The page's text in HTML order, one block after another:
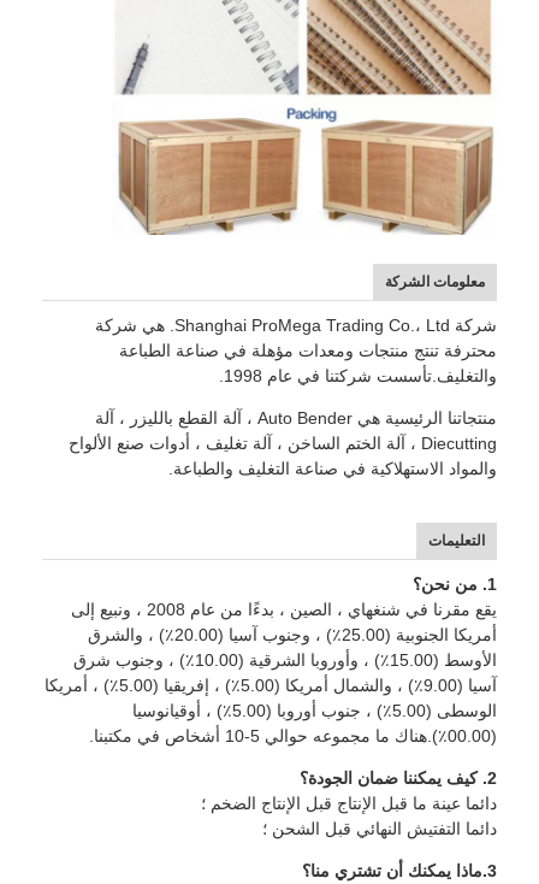
معلومات عنا
جولة في المعمل
مراقبة الجودة
أخبار
حالات
قطع الصلب القاعدة
يموت قطع المعدات
آلة السيارات بندر
صناعيّ يرقّق آلة
كتاب يجعل آلة
آليّ تعليب آلة
آلة الطباعة التلقائية
وظيفة الصحافة المعدات
معلومات الشركة
شركة Shanghai ProMega Trading Co.، Ltd. هي شركة
محترفة تنتج منتجات ومعدات مؤهلة في صناعة الطباعة
والتغليف.تأسست شركتنا في عام 1998.
منتجاتنا الرئيسية هي Auto Bender ، آلة القطع بالليزر ، آلة
Diecutting ، آلة الختم الساخن ، آلة تغليف ، أدوات صنع الألواح
والمواد الاستهلاكية في صناعة التغليف والطباعة.
التعليمات
1. من نحن؟
يقع مقرنا في شنغهاي ، الصين ، بدءًا من عام 2008 ، ونبيع إلى
أمريكا الجنوبية (25.00٪) ، وجنوب آسيا (20.00٪) ، والشرق
الأوسط (15.00٪) ، وأوروبا الشرقية (10.00٪) ، وجنوب شرق
آسيا (9.00٪) ، والشمال أمريكا (5.00٪) ، إفريقيا (5.00٪) ، أمريكا
الوسطى (5.00٪) ، جنوب أوروبا (5.00٪) ، أوقيانوسيا
(00.00٪).هناك ما مجموعه حوالي 5-10 أشخاص في مكتبنا.
2. كيف يمكننا ضمان الجودة؟
دائما عينة ما قبل الإنتاج قبل الإنتاج الضخم ؛
دائما التفتيش النهائي قبل الشحن ؛
3.ماذا يمكنك أن تشتري منا؟